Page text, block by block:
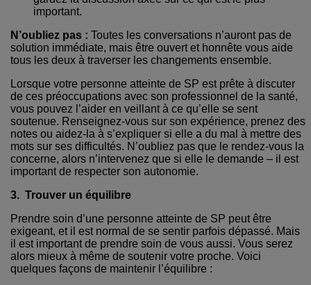
important.
N’oubliez pas : Toutes les conversations n’auront pas de
solution immédiate, mais être ouvert et honnête vous aide
tous les deux à traverser les changements ensemble.
Lorsque votre personne atteinte de SP est prête à discuter
de ces préoccupations avec son professionnel de la santé,
vous pouvez l’aider en veillant à ce qu’elle se sent
soutenue. Renseignez-vous sur son expérience, prenez des
notes ou aidez-la à s’expliquer si elle a du mal à mettre des
mots sur ses difficultés. N’oubliez pas que le rendez-vous la
concerne, alors n’intervenez que si elle le demande – il est
important de respecter son autonomie.
3. Trouver un équilibre
Prendre soin d’une personne atteinte de SP peut être
exigeant, et il est normal de se sentir parfois dépassé. Mais
il est important de prendre soin de vous aussi. Vous serez
alors mieux à même de soutenir votre proche. Voici
quelques façons de maintenir l’équilibre :